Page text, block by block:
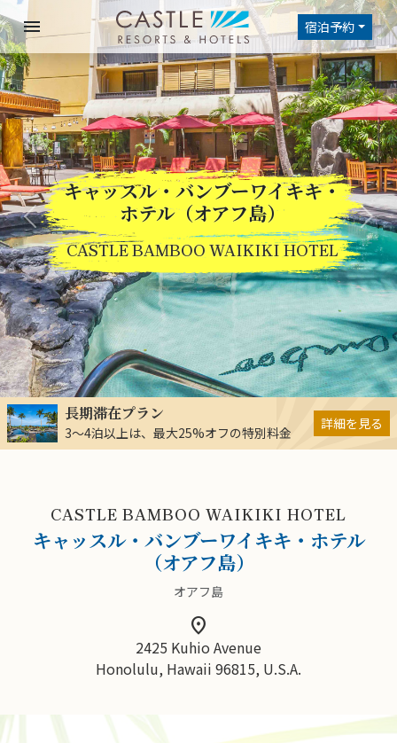
menu 宿泊予約
Previous Next
キャッスル・バンブーワイキキ・
ホテル（オアフ島）
CASTLE BAMBOO WAIKIKI HOTEL
長期滞在プラン
3～4泊以上は、最大25%オフの特別料金
詳細を見る
CASTLE BAMBOO WAIKIKI HOTEL
キャッスル・バンブーワイキキ・ホテル
（オアフ島）
オアフ島
location_on
2425 Kuhio Avenue
Honolulu, Hawaii 96815, U.S.A.